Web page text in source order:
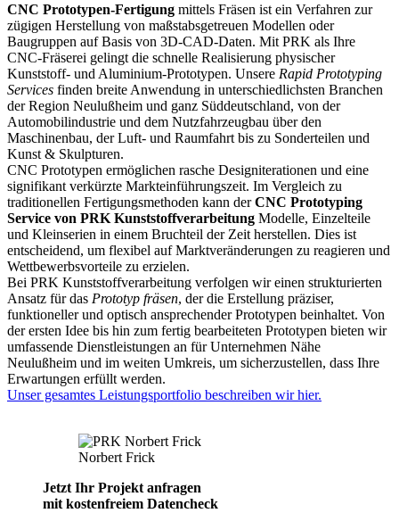
CNC Prototypen-Fertigung mittels Fräsen ist ein Verfahren zur
zügigen Herstellung von maßstabsgetreuen Modellen oder
Baugruppen auf Basis von 3D-CAD-Daten. Mit PRK als Ihre
CNC-Fräserei gelingt die schnelle Realisierung physischer
Kunststoff- und Aluminium-Prototypen. Unsere Rapid Prototyping
Services finden breite Anwendung in unterschiedlichsten Branchen
der Region Neulußheim und ganz Süddeutschland, von der
Automobilindustrie und dem Nutzfahrzeugbau über den
Maschinenbau, der Luft- und Raumfahrt bis zu Sonderteilen und
Kunst & Skulpturen.
CNC Prototypen ermöglichen rasche Designiterationen und eine
signifikant verkürzte Markteinführungszeit. Im Vergleich zu
traditionellen Fertigungsmethoden kann derCNC Prototyping
Service von PRK Kunststoffverarbeitung Modelle, Einzelteile
und Kleinserien in einem Bruchteil der Zeit herstellen. Dies ist
entscheidend, um flexibel auf Marktveränderungen zu reagieren und
Wettbewerbsvorteile zu erzielen.
Bei PRK Kunststoffverarbeitung verfolgen wir einen strukturierten
Ansatz für das Prototyp fräsen, der die Erstellung präziser,
funktioneller und optisch ansprechender Prototypen beinhaltet. Von
der ersten Idee bis hin zum fertig bearbeiteten Prototypen bieten wir
umfassende Dienstleistungen an für Unternehmen Nähe
Neulußheim und im weiten Umkreis, um sicherzustellen, dass Ihre
Erwartungen erfüllt werden.
Unser gesamtes Leistungsportfolio beschreiben wir hier.
Norbert Frick
Jetzt Ihr Projekt anfragen
mit kostenfreiem Datencheck